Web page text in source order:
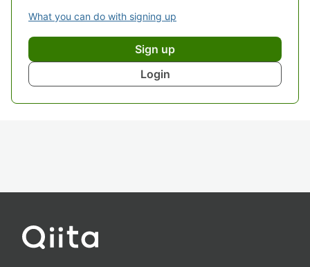
What you can do with signing up
Sign up
Login